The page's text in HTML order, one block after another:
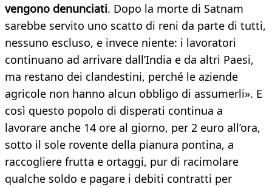
vengono denunciati. Dopo la morte di Satnam
sarebbe servito uno scatto di reni da parte di tutti,
nessuno escluso, e invece niente: i lavoratori
continuano ad arrivare dall’India e da altri Paesi,
ma restano dei clandestini, perché le aziende
agricole non hanno alcun obbligo di assumerli». E
così questo popolo di disperati continua a
lavorare anche 14 ore al giorno, per 2 euro all’ora,
sotto il sole rovente della pianura pontina, a
raccogliere frutta e ortaggi, pur di racimolare
qualche soldo e pagare i debiti contratti per